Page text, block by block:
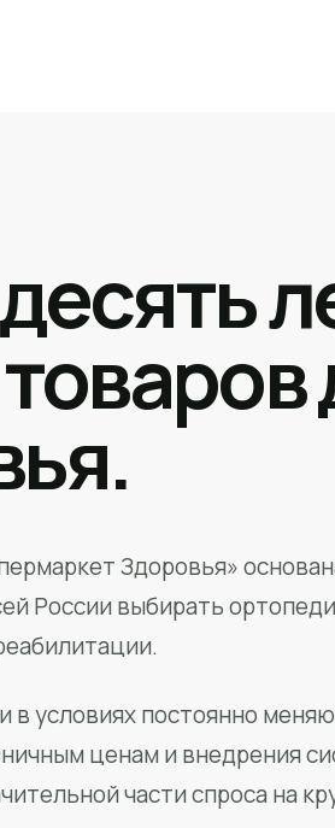
Здоровья»
России выбирать
в условиях постоянно
ценам и внедрения
части спроса на